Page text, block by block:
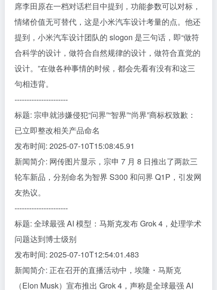
席李田原在一档对话栏目中提到，功能参数可以对标，
情绪价值无可替代，这是小米汽车设计考量的点。他还
提到，小米汽车设计团队的 slogon 是三句话，即“做符
合科学的设计，做符合自然规律的设计，做符合直觉的
设计。”在做各种事情的时候，都会先看有没有和这三
句相违背。
----------------------
标题: 宗申就涉嫌侵犯“问界”“智界”“尚界”商标权致歉：
已立即整改相关产品命名
发布时间: 2025-07-10T15:08:45.91
新闻简介: 网传图片显示，宗申 7 月 8 日推出了两款三
轮车新品，分别命名为智界 S300 和问界 Q1P，引发网
友热议。
----------------------
标题: 全球最强 AI 模型：马斯克发布 Grok 4，处理学术
问题达到博士级别
发布时间: 2025-07-10T12:54:01.483
新闻简介: 正在召开的直播活动中，埃隆・马斯克
（Elon Musk）宣布推出 Grok 4，声称是全球最强 AI